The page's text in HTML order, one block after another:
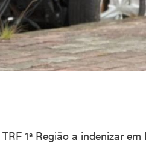
1ª Região a indenizar em